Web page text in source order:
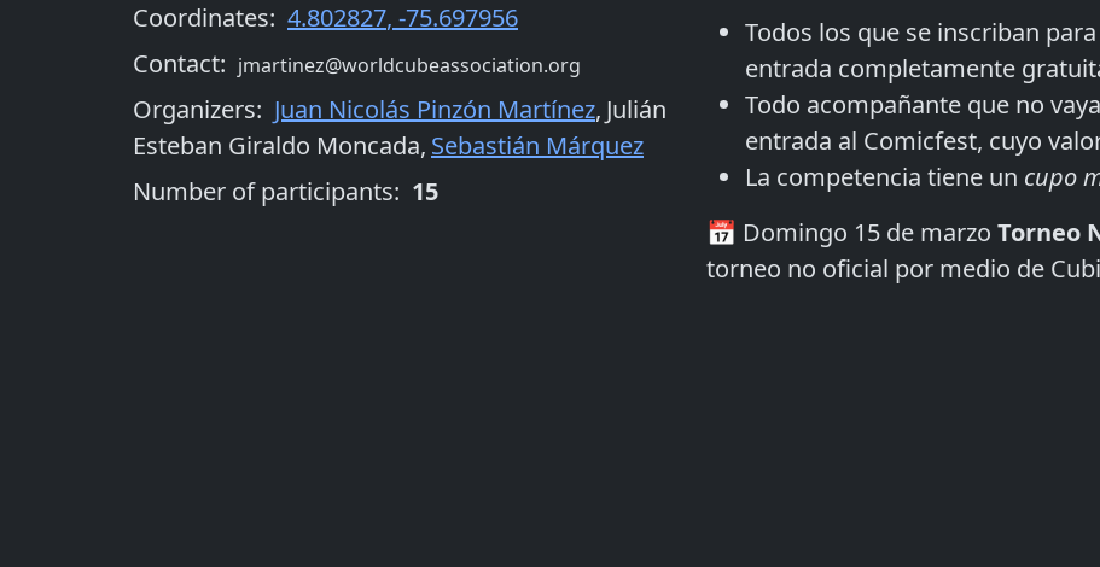
Coordinates: 4.802827, -75.697956
Contact: jmartinez@worldcubeassociation.org
Organizers: Juan Nicolás Pinzón Martínez, Julián
Esteban Giraldo Moncada, Sebastián Márquez
Number of participants: 15
Todos los que se inscriban
entrada completamente
Todo acompañante que no
entrada al Comicfest, cuyo
La competencia tiene un cupo
📅 Domingo 15 de marzo Torneo
torneo no oficial por medio de